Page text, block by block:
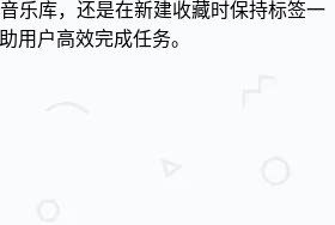
乐库，还是在新建收藏时保持标签一
用户高效完成任务。